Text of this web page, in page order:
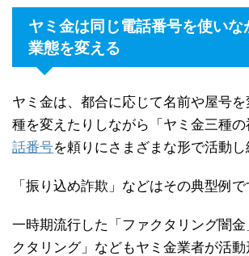
ヤミ金は同じ電話番号を使いな
業態を変える
ヤミ金は、都合に応じて名前や屋号
種を変えたりしながら「ヤミ金三種の
話番号を頼りにさまざまな形で活動し
「振り込め詐欺」などはその典型例で
一時期流行した「ファクタリング闇
クタリング」などもヤミ金業者が活